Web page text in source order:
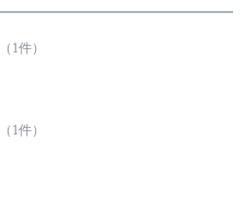
（1件）
（1件）